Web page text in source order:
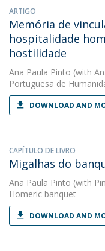
ARTIGO
Memória de
hospitalidade
hostilidade
Ana Paula Pinto (with
Portuguesa de
DOWNLOAD AND
CAPÍTULO DE LIVRO
Migalhas do
Ana Paula Pinto (with
Homeric banquet
DOWNLOAD AND